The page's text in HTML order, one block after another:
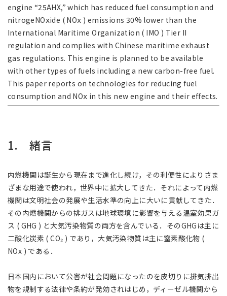
engine “25AHX,” which has reduced fuel consumption and
nitrogeNOⅹide ( NOⅹ ) emissions 30% lower than the
International Maritime Organization ( IMO ) Tier II
regulation and complies with Chinese maritime exhaust
gas regulations. This engine is planned to be available
with other types of fuels including a new carbon-free fuel.
This paper reports on technologies for reducing fuel
consumption and NOⅹ in this new engine and their effects.
1. 緒言
内燃機関は誕生から現在まで進化し続け，その利便性によりさま
ざまな用途で使われ，世界中に拡大してきた．それによって内燃
機関は文明社会の発展や生活水準の向上に大いに貢献してきた．
その内燃機関からの排ガスは地球環境に影響を与える温室効果ガ
ス ( GHG ) と大気汚染物質の両方を含んでいる．そのGHGは主に
二酸化炭素 ( CO₂ ) であり，大気汚染物質は主に窒素酸化物 (
NOx ) である．
日本国内において公害が社会問題になったのを皮切りに排気排出
物を規制する法律や条約が発効されはじめ，ディーゼル機関から